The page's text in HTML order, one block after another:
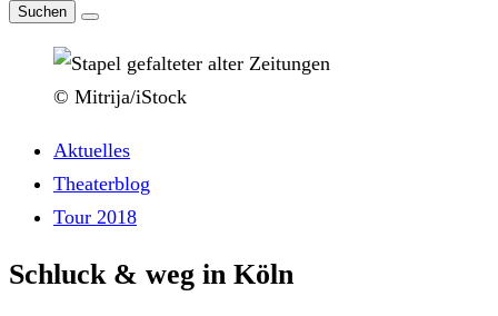
© Mitrija/iStock
Aktuelles
Theaterblog
Tour 2018
Schluck & weg in Köln